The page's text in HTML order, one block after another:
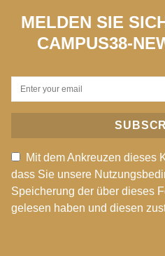
MELDEN SIE
CAMPUS38-
Mit dem Ankreuzen dieses
dass Sie unsere
Speicherung der über dieses
gelesen haben und diesen